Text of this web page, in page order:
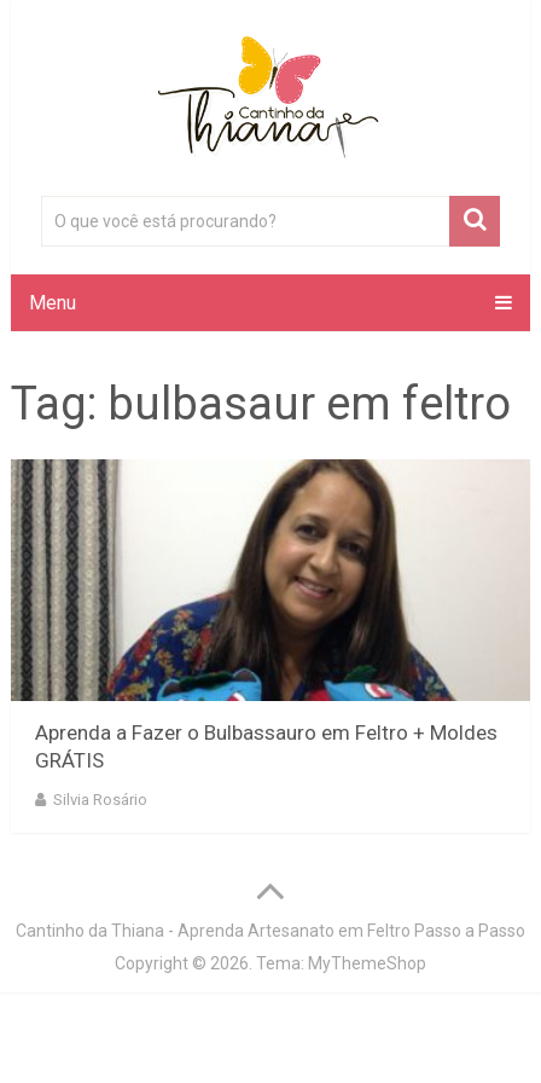
Menu
Tag: bulbasaur em feltro
Aprenda a Fazer o Bulbassauro em Feltro + Moldes
GRÁTIS
Silvia Rosário
Cantinho da Thiana - Aprenda Artesanato em Feltro Passo a Passo
Copyright © 2026. Tema: MyThemeShop